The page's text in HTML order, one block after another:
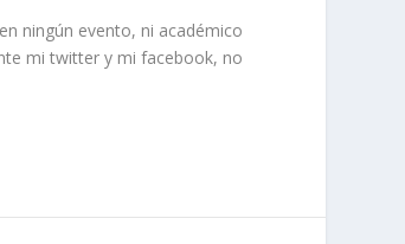
ningún evento, ni académico
mi twitter y mi facebook, no